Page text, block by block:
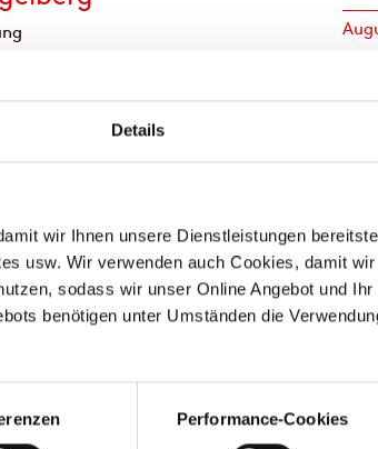
Details
wir Ihnen unsere Dienstleistungen
usw. Wir verwenden auch Cookies, damit
sodass wir unser Online Angebot und
benötigen unter Umständen die
Performance-Cookies
Palace Engelberg
und Zeit
2026, 20:00
Europe AG
07
11
12